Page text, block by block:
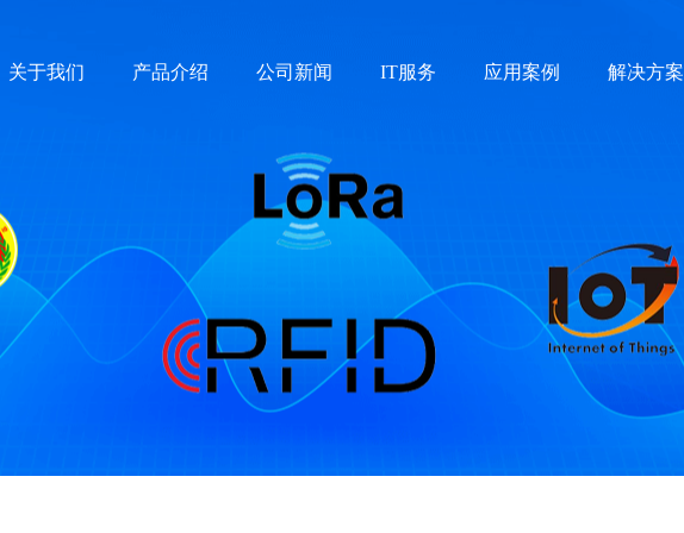
关于我们 产品介绍 公司新闻 IT服务 应用案例 解决方案